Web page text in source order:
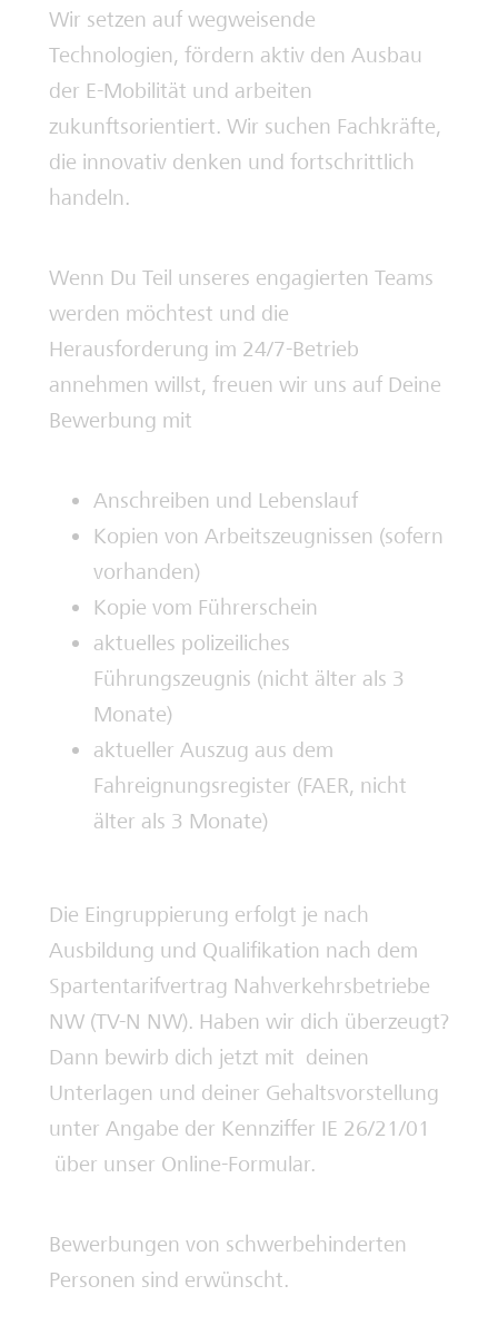
Wir setzen auf wegweisende
Technologien, fördern aktiv den Ausbau
der E-Mobilität und arbeiten
zukunftsorientiert. Wir suchen Fachkräfte,
die innovativ denken und fortschrittlich
handeln.
Wenn Du Teil unseres engagierten Teams
werden möchtest und die
Herausforderung im 24/7-Betrieb
annehmen willst, freuen wir uns auf Deine
Bewerbung mit
Anschreiben und Lebenslauf
Kopien von Arbeitszeugnissen (sofern
vorhanden)
Kopie vom Führerschein
aktuelles polizeiliches
Führungszeugnis (nicht älter als 3
Monate)
aktueller Auszug aus dem
Fahreignungsregister (FAER, nicht
älter als 3 Monate)
Die Eingruppierung erfolgt je nach
Ausbildung und Qualifikation nach dem
Spartentarifvertrag Nahverkehrsbetriebe
NW (TV-N NW). Haben wir dich überzeugt?
Dann bewirb dich jetzt mit deinen
Unterlagen und deiner Gehaltsvorstellung
unter Angabe der Kennziffer IE 26/21/01
über unser Online-Formular.
Bewerbungen von schwerbehinderten
Personen sind erwünscht.